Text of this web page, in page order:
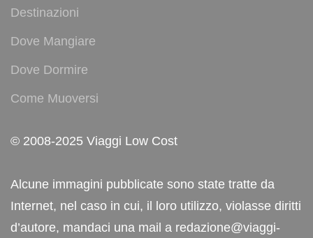
Destinazioni
Dove Mangiare
Dove Dormire
Come Muoversi
© 2008-2025 Viaggi Low Cost
Alcune immagini pubblicate sono state tratte da
Internet, nel caso in cui, il loro utilizzo, violasse diritti
d’autore, mandaci una mail a redazione@viaggi-